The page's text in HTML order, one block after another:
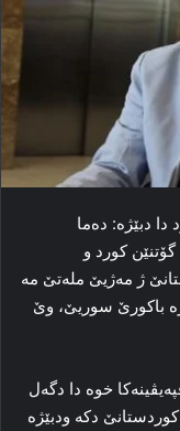
دبێژه‌: ده‌ما
کورد و
ژ مه‌ژیێ مله‌تێ مه‌
باکورێ سوریێ، وێ
خوە دا دگەل
دكە ودبێژە